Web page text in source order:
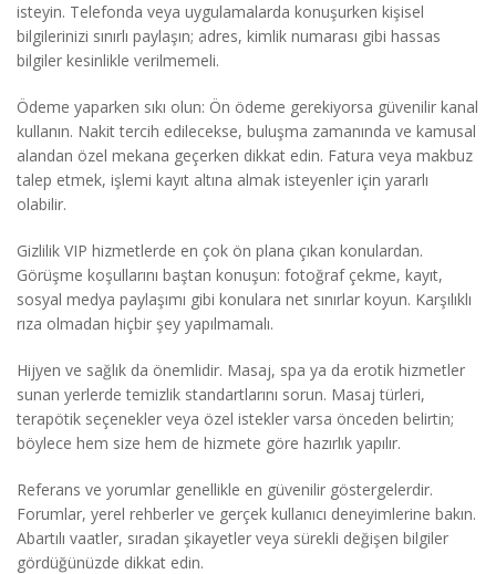
isteyin. Telefonda veya uygulamalarda konuşurken kişisel
bilgilerinizi sınırlı paylaşın; adres, kimlik numarası gibi hassas
bilgiler kesinlikle verilmemeli.
Ödeme yaparken sıkı olun: Ön ödeme gerekiyorsa güvenilir kanal
kullanın. Nakit tercih edilecekse, buluşma zamanında ve kamusal
alandan özel mekana geçerken dikkat edin. Fatura veya makbuz
talep etmek, işlemi kayıt altına almak isteyenler için yararlı
olabilir.
Gizlilik VIP hizmetlerde en çok ön plana çıkan konulardan.
Görüşme koşullarını baştan konuşun: fotoğraf çekme, kayıt,
sosyal medya paylaşımı gibi konulara net sınırlar koyun. Karşılıklı
rıza olmadan hiçbir şey yapılmamalı.
Hijyen ve sağlık da önemlidir. Masaj, spa ya da erotik hizmetler
sunan yerlerde temizlik standartlarını sorun. Masaj türleri,
terapötik seçenekler veya özel istekler varsa önceden belirtin;
böylece hem size hem de hizmete göre hazırlık yapılır.
Referans ve yorumlar genellikle en güvenilir göstergelerdir.
Forumlar, yerel rehberler ve gerçek kullanıcı deneyimlerine bakın.
Abartılı vaatler, sıradan şikayetler veya sürekli değişen bilgiler
gördüğünüzde dikkat edin.